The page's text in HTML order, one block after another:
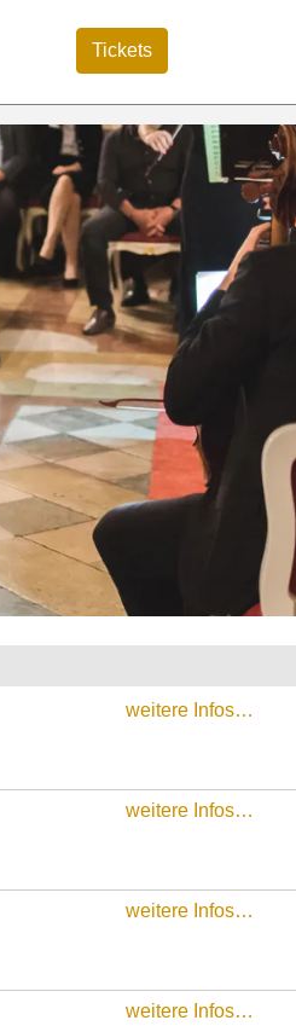
Tickets
weitere Infos…
weitere Infos…
weitere Infos…
weitere Infos…